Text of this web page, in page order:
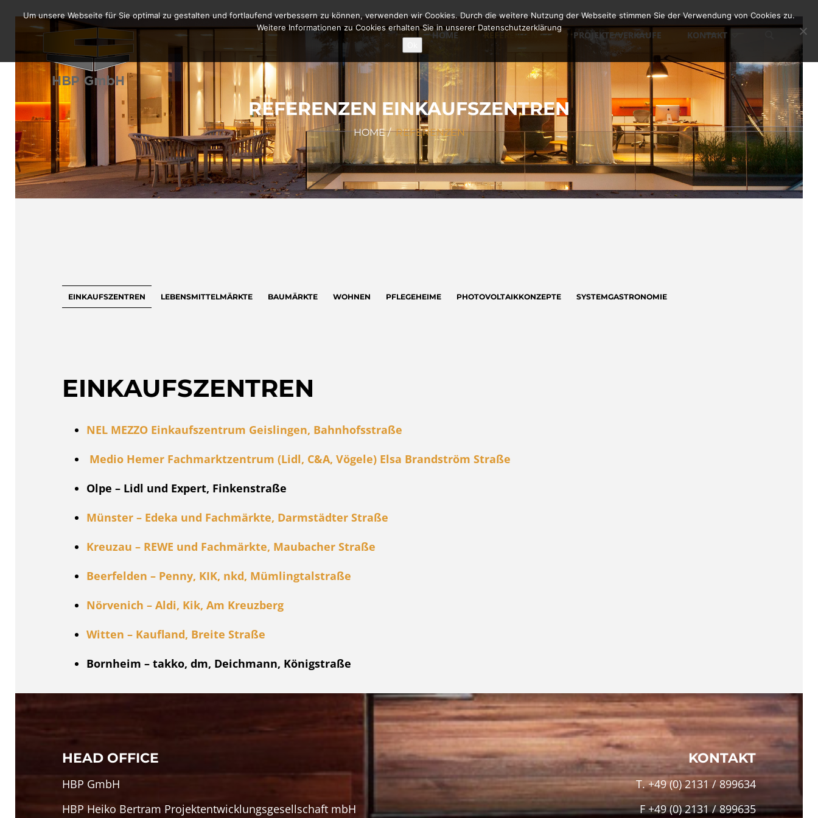
HOME REFERENZEN PROJEKTE/VERKÄUFE KONTAKT
REFERENZEN EINKAUFSZENTREN
HOME/REFERENZEN
EINKAUFSZENTREN LEBENSMITTELMÄRKTE BAUMÄRKTE WOHNEN PFLEGEHEIME PHOTOVOLTAIKKONZEPTE SYSTEMGASTRONOMIE
EINKAUFSZENTREN
NEL MEZZO Einkaufszentrum Geislingen, Bahnhofsstraße
Medio Hemer Fachmarktzentrum (Lidl, C&A, Vögele) Elsa Brandström Straße
Olpe – Lidl und Expert, Finkenstraße
Münster – Edeka und Fachmärkte, Darmstädter Straße
Kreuzau – REWE und Fachmärkte, Maubacher Straße
Beerfelden – Penny, KIK, nkd, Mümlingtalstraße
Nörvenich – Aldi, Kik, Am Kreuzberg
Witten – Kaufland, Breite Straße
Bornheim – takko, dm, Deichmann, Königstraße
HEAD OFFICE
HBP GmbH
HBP Heiko Bertram Projektentwicklungsgesellschaft mbH
KONTAKT
T. +49 (0) 2131 / 899634
F +49 (0) 2131 / 899635
Um unsere Webseite für Sie optimal zu gestalten und fortlaufend verbessern zu können, verwenden wir Cookies. Durch die weitere Nutzung der Webseite stimmen Sie der Verwendung von Cookies zu.
Weitere Informationen zu Cookies erhalten Sie in unserer Datenschutzerklärung